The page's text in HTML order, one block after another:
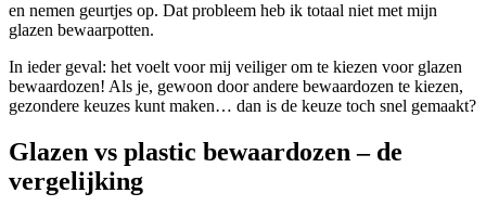
en nemen geurtjes op. Dat probleem heb ik totaal niet met mijn
glazen bewaarpotten.
In ieder geval: het voelt voor mij veiliger om te kiezen voor glazen
bewaardozen! Als je, gewoon door andere bewaardozen te kiezen,
gezondere keuzes kunt maken… dan is de keuze toch snel gemaakt?
Glazen vs plastic bewaardozen – de
vergelijking